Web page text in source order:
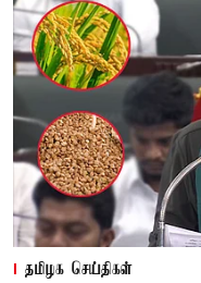
தமிழக செய்திகள்